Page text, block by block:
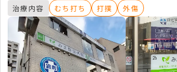
治療内容 むち打ち 打撲 外傷